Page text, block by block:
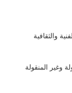
والثقافية
وغير المنقولة